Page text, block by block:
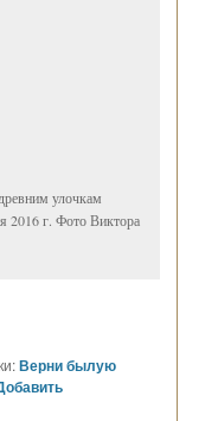
улочкам
2016 г. Фото Виктора
Верни былую